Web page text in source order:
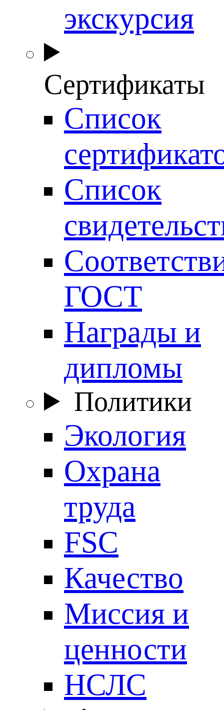
экскурсия
Сертификаты
Список
Список
ГОСТ
Награды и
дипломы
Политики
Экология
Охрана
труда
FSC
Качество
Миссия и
ценности
НСЛС